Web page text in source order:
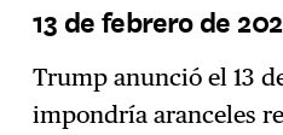
13 de febrero de
Trump anunció el 13
impondría aranceles